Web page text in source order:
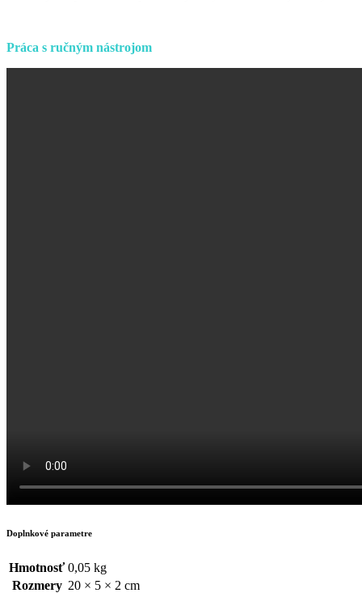
Práca s ručným nástrojom
Doplnkové parametre
Hmotnosť 0,05 kg
Rozmery 20 × 5 × 2 cm